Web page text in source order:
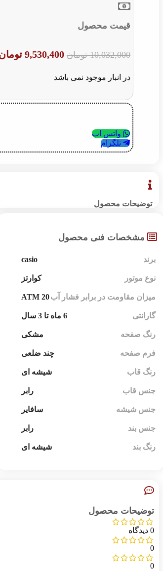
قیمت محصول
10,032,000 تومان قیمت
9,530,400
در انبار موجود نمی باشد
واتس اپ
تلگرام
توضیحات محصول
مشخصات فنی محصول
برند casio
نوع موتور کوارتز
میزان مقاومت در برابر فشار آب20 ATM
گارانتی 6 ماه تا 3 سال
رنگ صفحه مشکی
فرم صفحه چند ضلعی
رنگ قاب شیشه ای
جنس قاب رابر
جنس شیشه سافایر
جنس بند رابر
رنگ بند شیشه ای
توضیحات محصول
0 دیدگاه
0
0